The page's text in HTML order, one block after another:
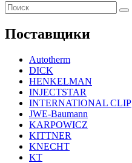
Поиск
для:
Поставщики
Autotherm
DICK
HENKELMAN
INJECTSTAR
INTERNATIONAL CLIP
JWE-Baumann
KARPOWICZ
KITTNER
KNECHT
KT